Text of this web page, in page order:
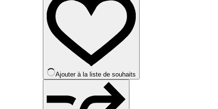
variations.
options
peuvent
être
choisies
sur
page
du
produit
Ajouter à la liste de souhaits